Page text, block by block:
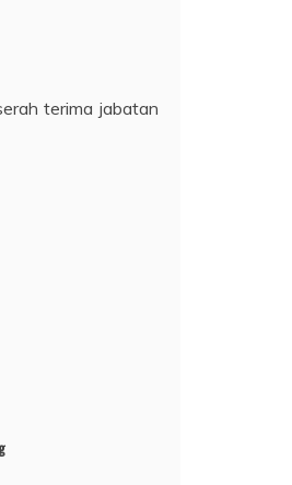
terima jabatan